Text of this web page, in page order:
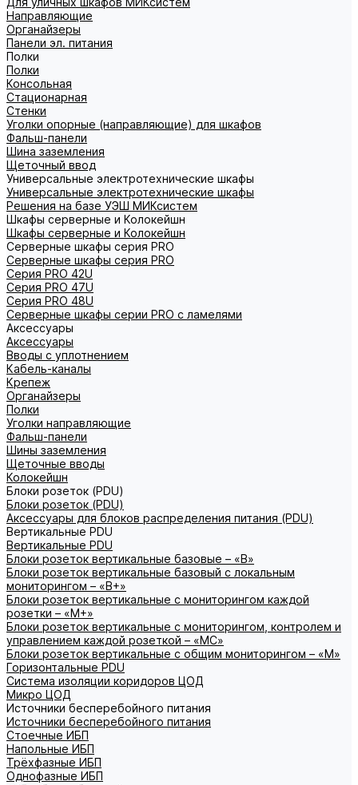
Направляющие
Органайзеры
Панели эл. питания
Полки
Полки
Консольная
Стационарная
Стенки
Уголки опорные (направляющие) для шкафов
Фальш-панели
Шина заземления
Щеточный ввод
Универсальные электротехнические шкафы
Универсальные электротехнические шкафы
Решения на базе УЭШ МИКсистем
Шкафы серверные и Колокейшн
Шкафы серверные и Колокейшн
Серверные шкафы серия PRO
Серверные шкафы серия PRO
Серия PRO 42U
Серия PRO 47U
Серия PRO 48U
Серверные шкафы серии PRO с ламелями
Аксессуары
Аксессуары
Вводы с уплотнением
Кабель-каналы
Крепеж
Органайзеры
Полки
Уголки направляющие
Фальш-панели
Шины заземления
Щеточные вводы
Колокейшн
Блоки розеток (PDU)
Блоки розеток (PDU)
Аксессуары для блоков распределения питания (PDU)
Вертикальные PDU
Вертикальные PDU
Блоки розеток вертикальные базовые – «В»
Блоки розеток вертикальные базовый с локальным
мониторингом – «В+»
Блоки розеток вертикальные с мониторингом каждой
розетки – «М+»
Блоки розеток вертикальные с мониторингом, контролем и
управлением каждой розеткой – «МС»
Блоки розеток вертикальные с общим мониторингом – «М»
Горизонтальные PDU
Система изоляции коридоров ЦОД
Микро ЦОД
Источники бесперебойного питания
Источники бесперебойного питания
Стоечные ИБП
Напольные ИБП
Трёхфазные ИБП
Однофазные ИБП